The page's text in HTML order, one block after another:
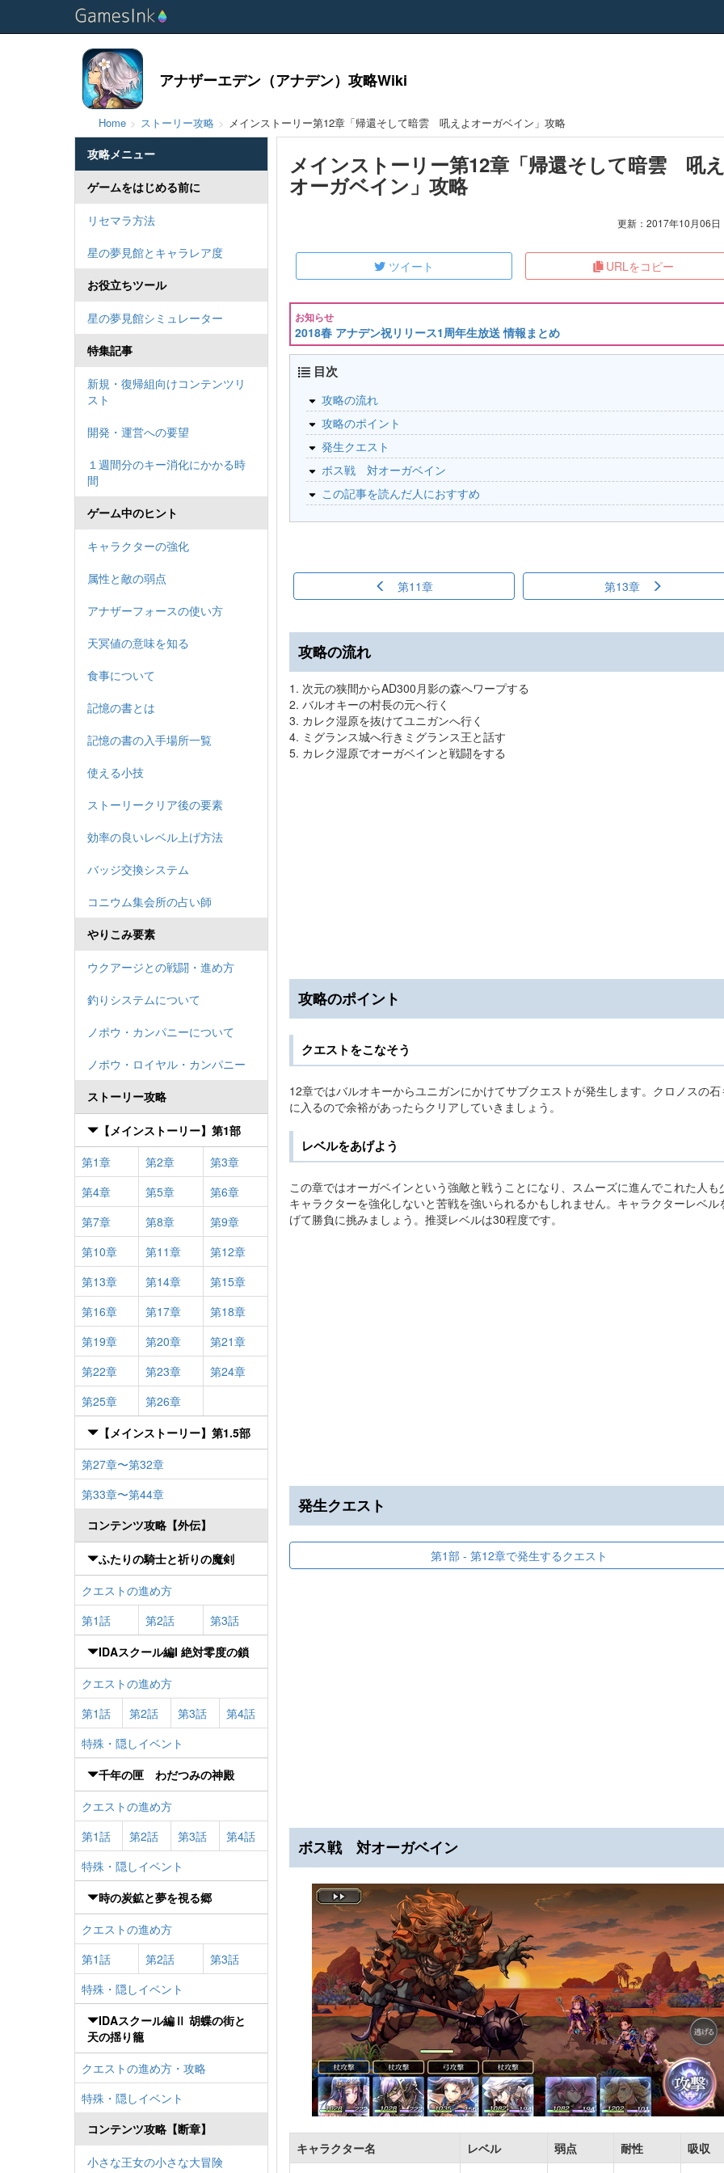
アナザーエデン（アナデン）攻略Wiki
Home ストーリー攻略 メインストーリー第12章「帰還そして暗雲 吼えよオーガベイン」攻略
攻略メニュー
ゲームをはじめる前に
リセマラ方法
星の夢見館とキャラレア度
お役立ちツール
星の夢見館シミュレーター
特集記事
新規・復帰組向けコンテンツリ
スト
開発・運営への要望
１週間分のキー消化にかかる時
間
ゲーム中のヒント
キャラクターの強化
属性と敵の弱点
アナザーフォースの使い方
天冥値の意味を知る
食事について
記憶の書とは
記憶の書の入手場所一覧
使える小技
ストーリークリア後の要素
効率の良いレベル上げ方法
バッジ交換システム
コニウム集会所の占い師
やりこみ要素
ウクアージとの戦闘・進め方
釣りシステムについて
ノポウ・カンパニーについて
ノポウ・ロイヤル・カンパニー
ストーリー攻略
【メインストーリー】第1部
第1章
第2章
第3章
第4章
第5章
第6章
第7章
第8章
第9章
第10章
第11章
第12章
第13章
第14章
第15章
第16章
第17章
第18章
第19章
第20章
第21章
第22章
第23章
第24章
第25章
第26章
【メインストーリー】第1.5部
第27章〜第32章
第33章〜第44章
コンテンツ攻略【外伝】
ふたりの騎士と祈りの魔剣
クエストの進め方
第1話
第2話
第3話
IDAスクール編I 絶対零度の鎖
クエストの進め方
第1話
第2話 第3話
第4話
特殊・隠しイベント
千年の匣 わだつみの神殿
クエストの進め方
第1話
第2話 第3話
第4話
特殊・隠しイベント
時の炭鉱と夢を視る郷
クエストの進め方
第1話
第2話
第3話
特殊・隠しイベント
IDAスクール編Ⅱ 胡蝶の街と
天の揺り籠
クエストの進め方・攻略
特殊・隠しイベント
コンテンツ攻略【断章】
小さな王女の小さな大冒険
メインストーリー第12章「帰還そして暗雲 吼
オーガベイン」攻略
更新：2017年10月06日
ツイート URLをコピー
お知らせ
2018春 アナデン祝リリース1周年生放送 情報まとめ
目次
攻略の流れ
攻略のポイント
発生クエスト
ボス戦 対オーガベイン
この記事を読んだ人におすすめ
第11章 第13章
攻略の流れ
1. 次元の狭間からAD300月影の森へワープする
2. バルオキーの村長の元へ行く
3. カレク湿原を抜けてユニガンへ行く
4. ミグランス城へ行きミグランス王と話す
5. カレク湿原でオーガベインと戦闘をする
攻略のポイント
クエストをこなそう
12章ではバルオキーからユニガンにかけてサブクエストが発生します。クロノスの石
に入るので余裕があったらクリアしていきましょう。
レベルをあげよう
この章ではオーガベインという強敵と戦うことになり、スムーズに進んでこれた人も
キャラクターを強化しないと苦戦を強いられるかもしれません。キャラクターレベル
げて勝負に挑みましょう。推奨レベルは30程度です。
発生クエスト
第1部 - 第12章で発生するクエスト
ボス戦 対オーガベイン
キャラクター名 レベル 弱点 耐性
吸収